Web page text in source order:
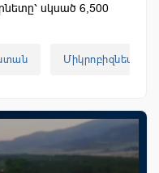
սկսած 6,500
Միկրոբիզնես